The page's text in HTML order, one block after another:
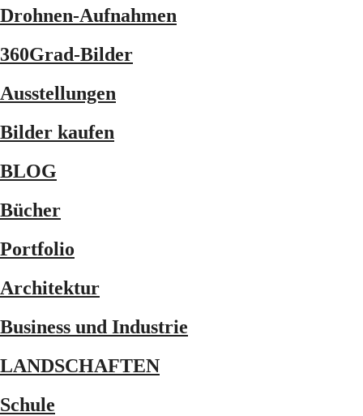
Drohnen-Aufnahmen
360Grad-Bilder
Ausstellungen
Bilder kaufen
BLOG
Bücher
Portfolio
Architektur
Business und Industrie
LANDSCHAFTEN
Schule